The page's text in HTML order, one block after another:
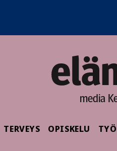
media
TERVEYS OPISKELU